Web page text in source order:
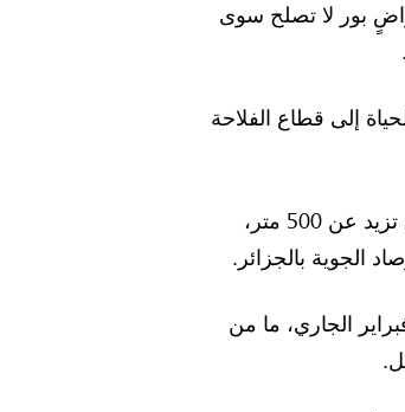
بور لا تصلح سوى
إلى قطاع الفلاحة
ولله الحمد والمنة، ”هطلت الأمطار على أكثر من 28 محافظة، وتساقطت الثلوج على المرتفعات التي تزيد عن 500 متر،
الجوية بالجزائر.
الجاري، ما من